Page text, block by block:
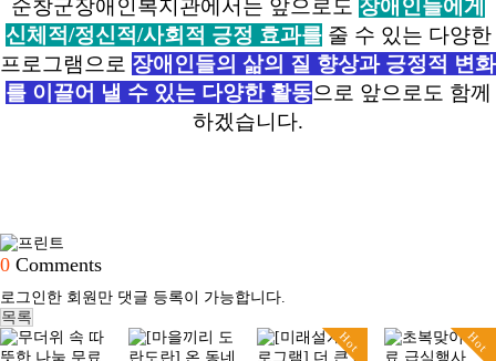
순창군장애인복지관에서는 앞으로도 장애인들에게
신체적/정신적/사회적 긍정 효과를줄 수 있는 다양한
프로그램으로 장애인들의 삶의 질 향상과 긍정적 변화
를 이끌어 낼 수 있는 다양한 활동으로 앞으로도 함께
하겠습니다.
0 Comments
로그인한 회원만 댓글 등록이 가능합니다.
목록
Hot Hot